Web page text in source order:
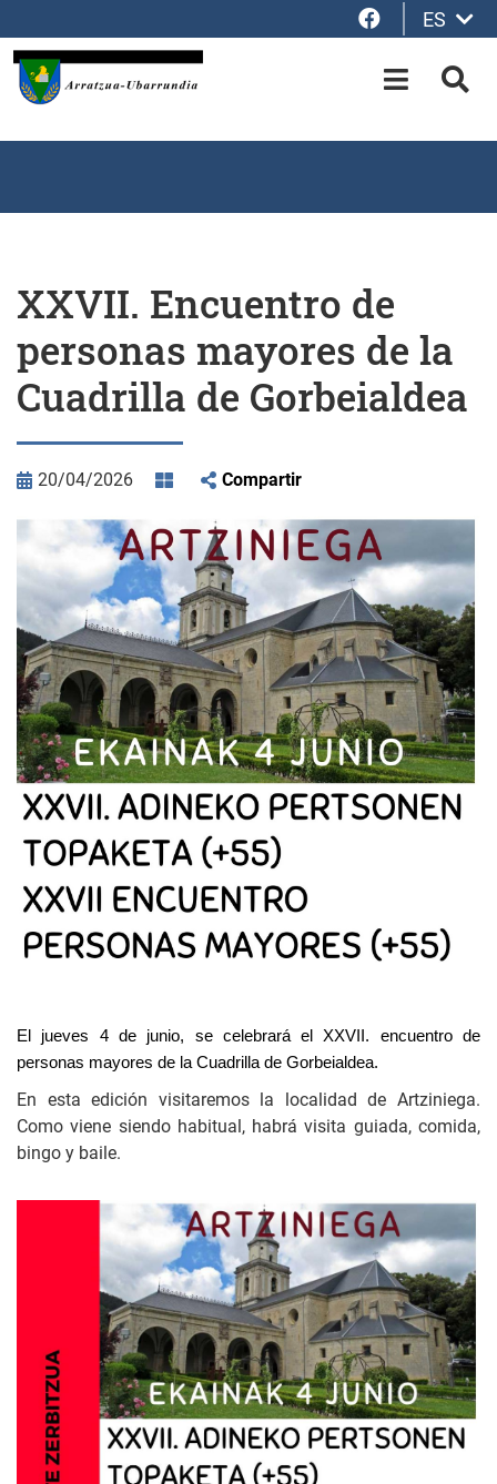
Facebook
ES
OPEN-
XXVII. Encuentro de
personas mayores de la
Cuadrilla de Gorbeialdea
20/04/2026 Compartir
El jueves 4 de junio, se celebrará el XXVII. encuentro de
personas mayores de la Cuadrilla de Gorbeialdea.
En esta edición visitaremos la localidad de Artziniega.
Como viene siendo habitual, habrá visita guiada, comida,
bingo y baile.